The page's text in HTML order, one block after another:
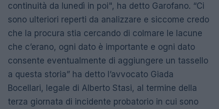
continuità da lunedì in poi", ha detto Garofano. “Ci
sono ulteriori reperti da analizzare e siccome credo
che la procura stia cercando di colmare le lacune
che c’erano, ogni dato è importante e ogni dato
consente eventualmente di aggiungere un tassello
a questa storia” ha detto l’avvocato Giada
Bocellari, legale di Alberto Stasi, al termine della
terza giornata di incidente probatorio in cui sono